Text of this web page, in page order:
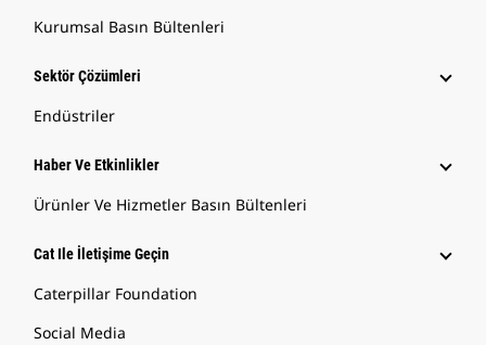
Kurumsal Basın Bültenleri
Sektör Çözümleri
Endüstriler
Haber Ve Etkinlikler
Ürünler Ve Hizmetler Basın Bültenleri
Cat Ile İletişime Geçin
Caterpillar Foundation
Social Media